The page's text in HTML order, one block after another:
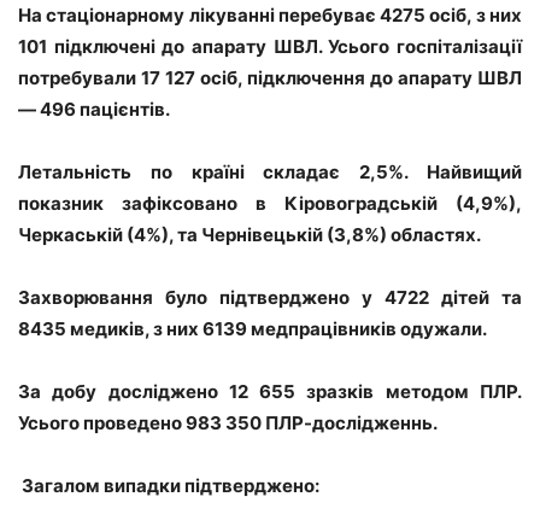
На стаціонарному лікуванні перебуває 4275 осіб, з них
101 підключені до апарату ШВЛ. Усього госпіталізації
потребували 17 127 осіб, підключення до апарату ШВЛ
— 496 пацієнтів.
Летальність по країні складає 2,5%. Найвищий
показник зафіксовано в Кіровоградській (4,9%),
Черкаській (4%), та Чернівецькій (3,8%) областях.
Захворювання було підтверджено у 4722 дітей та
8435 медиків, з них 6139 медпрацівників одужали.
За добу досліджено 12 655 зразків методом ПЛР.
Усього проведено 983 350 ПЛР-дослідженнь.
Загалом випадки підтверджено: